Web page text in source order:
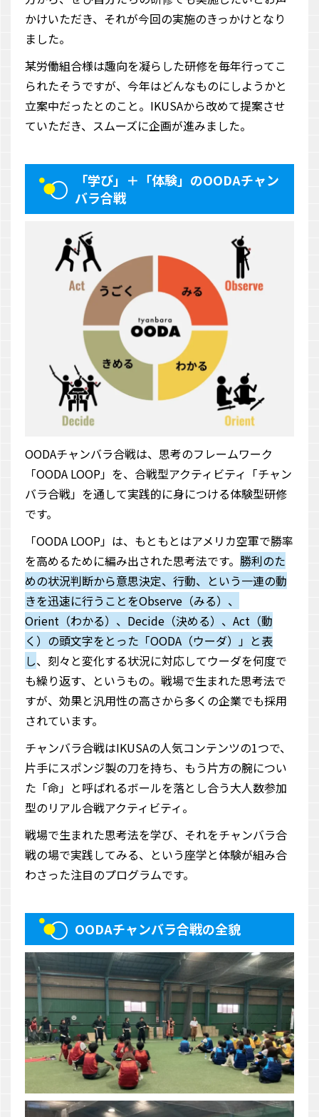
かけいただき、それが今回の実施のきっかけとなり
ました。
某労働組合様は趣向を凝らした研修を毎年行ってこ
られたそうですが、今年はどんなものにしようかと
立案中だったとのこと。IKUSAから改めて提案させ
ていただき、スムーズに企画が進みました。
「学び」＋「体験」のOODAチャン
バラ合戦
OODAチャンバラ合戦は、思考のフレームワーク
「OODA LOOP」を、合戦型アクティビティ「チャン
バラ合戦」を通して実践的に身につける体験型研修
です。
「OODA LOOP」は、もともとはアメリカ空軍で勝率
を高めるために編み出された思考法です。 勝利のた
めの状況判断から意思決定、行動、という一連の動
きを迅速に行うことをObserve（みる）、
Orient（わかる）、Decide（決める）、Act（動
く）の頭文字をとった「OODA（ウーダ）」と表
し、刻々と変化する状況に対応してウーダを何度で
も繰り返す、というもの。戦場で生まれた思考法で
すが、効果と汎用性の高さから多くの企業でも採用
されています。
チャンバラ合戦はIKUSAの人気コンテンツの1つで、
片手にスポンジ製の刀を持ち、もう片方の腕につい
た「命」と呼ばれるボールを落とし合う大人数参加
型のリアル合戦アクティビティ。
戦場で生まれた思考法を学び、それをチャンバラ合
戦の場で実践してみる、という座学と体験が組み合
わさった注目のプログラムです。
OODAチャンバラ合戦の全貌